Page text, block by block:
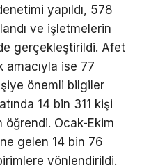
yapıldı, 578
ve işletmelerin
gerçekleştirildi. Afet
amacıyla ise 77
önemli bilgiler
14 bin 311 kişi
Ocak-Ekim
gelen 14 bin 76
yönlendirildi.